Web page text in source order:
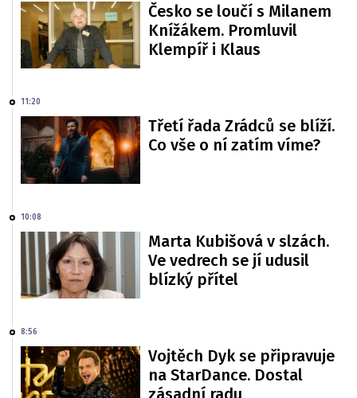
Česko se loučí s Milanem
Knížákem. Promluvil
Klempíř i Klaus
11:20
Třetí řada Zrádců se blíží.
Co vše o ní zatím víme?
10:08
Marta Kubišová v slzách.
Ve vedrech se jí udusil
blízký přítel
8:56
Vojtěch Dyk se připravuje
na StarDance. Dostal
zásadní radu